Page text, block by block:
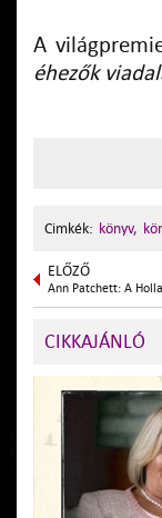
A
éhezők
Cimkék: könyv,
ELŐZŐ
Ann Patchett: A
CIKKAJÁNLÓ